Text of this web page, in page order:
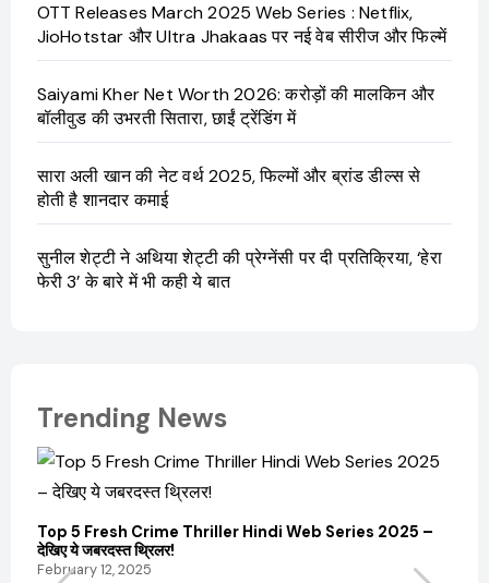
OTT Releases March 2025 Web Series : Netflix,
JioHotstar और Ultra Jhakaas पर नई वेब सीरीज और फिल्में
Saiyami Kher Net Worth 2026: करोड़ों की मालकिन और
बॉलीवुड की उभरती सितारा, छाईं ट्रेंडिंग में
सारा अली खान की नेट वर्थ 2025, फिल्मों और ब्रांड डील्स से
होती है शानदार कमाई
सुनील शेट्टी ने अथिया शेट्टी की प्रेग्नेंसी पर दी प्रतिक्रिया, ‘हेरा
फेरी 3’ के बारे में भी कही ये बात
Trending News
Top 5 Fresh Crime Thriller Hindi Web Series 2025 –
देखिए ये जबरदस्त थ्रिलर!
February 12, 2025